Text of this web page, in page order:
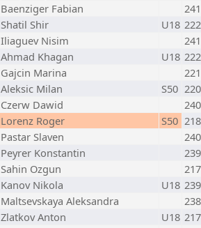
Baenziger Fabian
Shatil Shir U18
Iliaguev Nisim
Ahmad Khagan U18
Gajcin Marina
Aleksic Milan S50
Czerw Dawid
Lorenz Roger S50
Pastar Slaven
Peyrer Konstantin
Sahin Ozgun
Kanov Nikola U18
Maltsevskaya Aleksandra
Zlatkov Anton U18